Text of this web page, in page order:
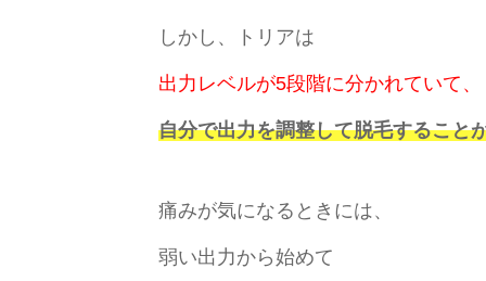
しかし、トリアは
出力レベルが5段階に分かれていて、
自分で出力を調整して脱毛すること
痛みが気になるときには、
弱い出力から始めて